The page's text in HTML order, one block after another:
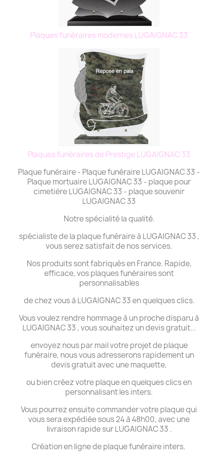
Plaques funéraires modernes LUGAIGNAC 33
Plaques funéraires de Prestige LUGAIGNAC 33
Plaque funéraire - Plaque funéraire LUGAIGNAC 33 -
Plaque mortuaire LUGAIGNAC 33 - plaque pour
cimetière LUGAIGNAC 33 - plaque souvenir
LUGAIGNAC 33
Notre spécialité la qualité.
spécialiste de la plaque funéraire à LUGAIGNAC 33 ,
vous serez satisfait de nos services.
Nos produits sont fabriqués en France. Rapide,
efficace, vos plaques funéraires sont
personnalisables
de chez vous à LUGAIGNAC 33 en quelques clics.
Vous voulez rendre hommage à un proche disparu à
LUGAIGNAC 33 , vous souhaitez un devis gratuit...
envoyez nous par mail votre projet de plaque
funéraire, nous vous adresserons rapidement un
devis gratuit avec une maquette,
ou bien créez votre plaque en quelques clics en
personnalisant les inters.
Vous pourrez ensuite commander votre plaque qui
vous sera expédiée sous 24 à 48h00, avec une
livraison rapide sur LUGAIGNAC 33 .
Création en ligne de plaque funéraire inters.